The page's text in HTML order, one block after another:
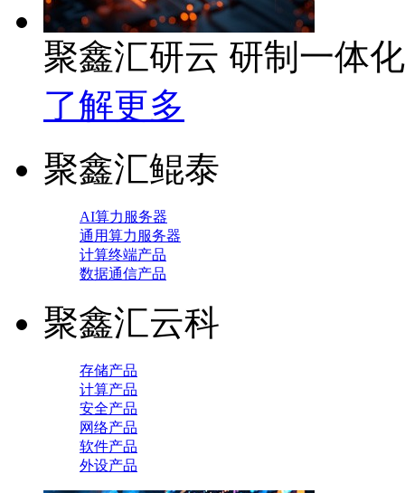
聚鑫汇研云 研制一体
了解更多
聚鑫汇鲲泰
AI算力服务器
通用算力服务器
计算终端产品
数据通信产品
聚鑫汇云科
存储产品
计算产品
安全产品
网络产品
软件产品
外设产品